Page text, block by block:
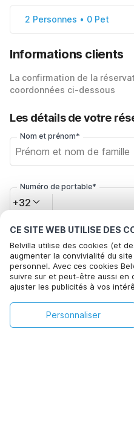
CE SITE WEB UTILISE DES
Belvilla utilise des cookies (et
augmenter la convivialité du
personnel. Avec ces cookies
suivre sur et peut-être aussi en
ajuster les publicités à vos
Accepter, vous acceptez de le
être trouvées dans notre
Personnaliser
2 Personnes • 0 Pet
Informations clients
La confirmation de la
coordonnées ci-dessous
Les détails de votre
Nom et prénom*
Numéro de portable*
+32
Cliquez ici pour vous
pouvez vous désinscrire à
Voir les
€345
+